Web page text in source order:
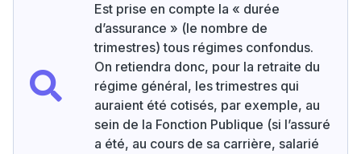
Est prise en compte la « durée
d’assurance » (le nombre de
trimestres) tous régimes confondus.
On retiendra donc, pour la retraite du
régime général, les trimestres qui
auraient été cotisés, par exemple, au
sein de la Fonction Publique (si l’assuré
a été, au cours de sa carrière, salarié